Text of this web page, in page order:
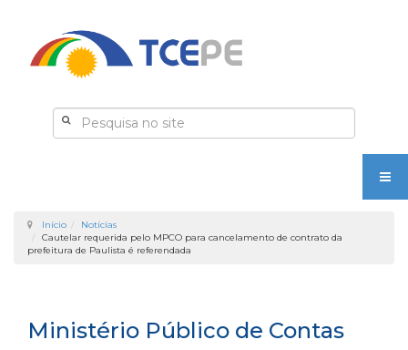
Início
Notícias
Cautelar requerida pelo MPCO para cancelamento de contrato da
prefeitura de Paulista é referendada
Ministério Público de Contas